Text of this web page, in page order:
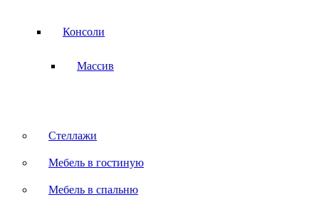
Консоли
Массив
Стеллажи
Мебель в гостиную
Мебель в спальню